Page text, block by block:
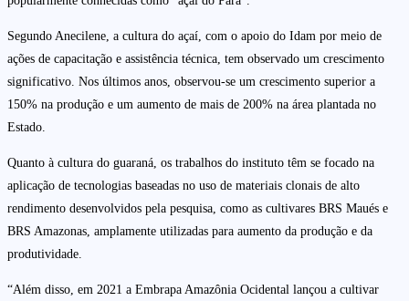
Segundo Anecilene, a cultura do açaí, com o apoio do Idam por meio de
ações de capacitação e assistência técnica, tem observado um crescimento
significativo. Nos últimos anos, observou-se um crescimento superior a
150% na produção e um aumento de mais de 200% na área plantada no
Estado.
Quanto à cultura do guaraná, os trabalhos do instituto têm se focado na
aplicação de tecnologias baseadas no uso de materiais clonais de alto
rendimento desenvolvidos pela pesquisa, como as cultivares BRS Maués e
BRS Amazonas, amplamente utilizadas para aumento da produção e da
produtividade.
“Além disso, em 2021 a Embrapa Amazônia Ocidental lançou a cultivar